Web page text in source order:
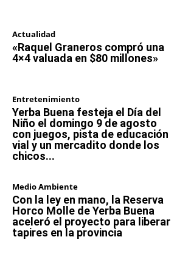
Actualidad
«Raquel Graneros compró una
4×4 valuada en $80 millones»
Entretenimiento
Yerba Buena festeja el Día del
Niño el domingo 9 de agosto
con juegos, pista de educación
vial y un mercadito donde los
chicos...
Medio Ambiente
Con la ley en mano, la Reserva
Horco Molle de Yerba Buena
aceleró el proyecto para liberar
tapires en la provincia